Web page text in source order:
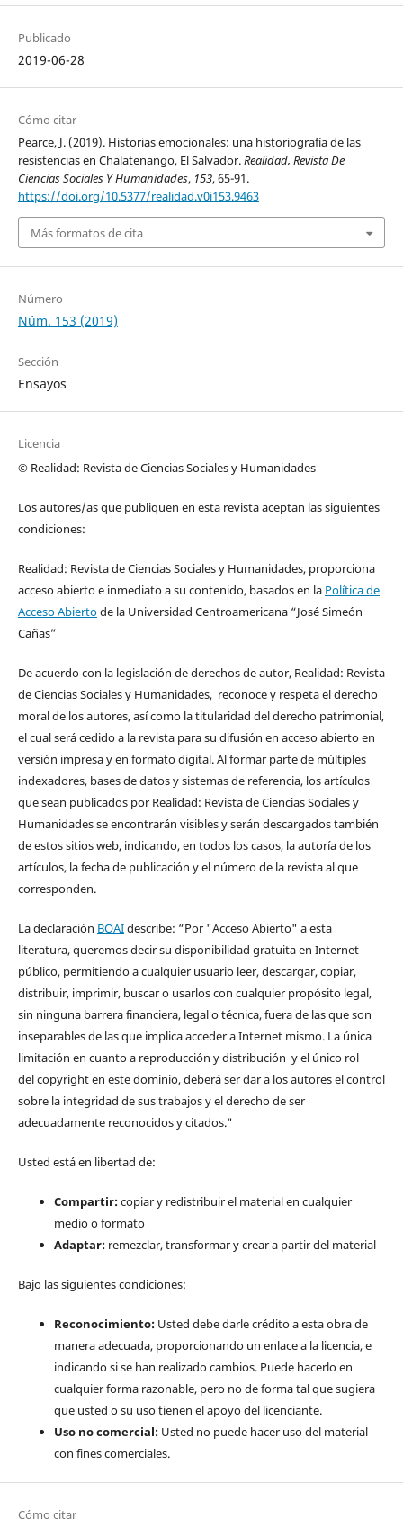
Publicado
2019-06-28
Cómo citar
Pearce, J. (2019). Historias emocionales: una historiografía de las
resistencias en Chalatenango, El Salvador.Realidad, Revista De
Ciencias Sociales Y Humanidades, 153, 65-91.
https://doi.org/10.5377/realidad.v0i153.9463
Más formatos de cita
Número
Núm. 153 (2019)
Sección
Ensayos
Licencia
© Realidad: Revista de Ciencias Sociales y Humanidades
Los autores/as que publiquen en esta revista aceptan las siguientes
condiciones:
Realidad: Revista de Ciencias Sociales y Humanidades, proporciona
acceso abierto e inmediato a su contenido, basados en la Política de
Acceso Abiertode la Universidad Centroamericana “José Simeón
Cañas”
De acuerdo con la legislación de derechos de autor, Realidad: Revista
de Ciencias Sociales y Humanidades, reconoce y respeta el derecho
moral de los autores, así como la titularidad del derecho patrimonial,
el cual será cedido a la revista para su difusión en acceso abierto en
versión impresa y en formato digital. Al formar parte de múltiples
indexadores, bases de datos y sistemas de referencia, los artículos
que sean publicados por Realidad: Revista de Ciencias Sociales y
Humanidades se encontrarán visibles y serán descargados también
de estos sitios web, indicando, en todos los casos, la autoría de los
artículos, la fecha de publicación y el número de la revista al que
corresponden.
La declaración BOAIdescribe: “Por "Acceso Abierto" a esta
literatura, queremos decir su disponibilidad gratuita en Internet
público, permitiendo a cualquier usuario leer, descargar, copiar,
distribuir, imprimir, buscar o usarlos con cualquier propósito legal,
sin ninguna barrera financiera, legal o técnica, fuera de las que son
inseparables de las que implica acceder a Internet mismo. La única
limitación en cuanto a reproducción y distribución y el único rol
del copyright en este dominio, deberá ser dar a los autores el control
sobre la integridad de sus trabajos y el derecho de ser
adecuadamente reconocidos y citados."
Usted está en libertad de:
Compartir:copiar y redistribuir el material en cualquier
medio o formato
Adaptar:remezclar, transformar y crear a partir del material
Bajo las siguientes condiciones:
Reconocimiento:Usted debe darle crédito a esta obra de
manera adecuada, proporcionando un enlace a la licencia, e
indicando si se han realizado cambios. Puede hacerlo en
cualquier forma razonable, pero no de forma tal que sugiera
que usted o su uso tienen el apoyo del licenciante.
Uso no comercial:Usted no puede hacer uso del material
con fines comerciales.
Cómo citar